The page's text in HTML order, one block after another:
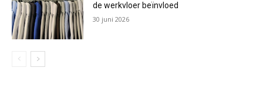
de werkvloer beïnvloed
30 juni 2026